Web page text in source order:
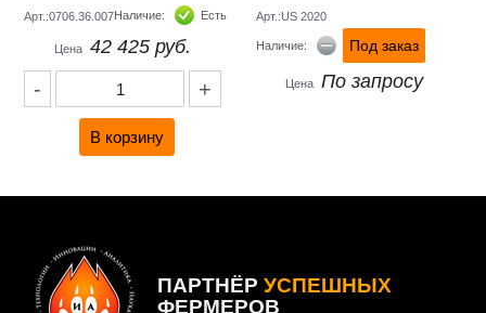
аппликаторов (100 шт.)
Арт.:0706.36.007Наличие: Есть
Цена 42 425 руб.
- +
Арт.:US 2020
Наличие: Под заказ
Цена По запросу
ПАРТНЁР УСПЕШНЫХ
ФЕРМЕРОВ